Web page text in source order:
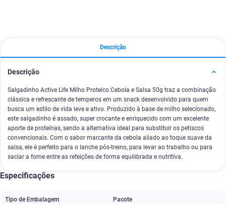
Descrição
Descrição
Salgadinho Active Life Milho Proteico Cebola e Salsa 50g traz a combinação
clássica e refrescante de temperos em um snack desenvolvido para quem
busca um estilo de vida leve e ativo. Produzido à base de milho selecionado,
este salgadinho é assado, super crocante e enriquecido com um excelente
aporte de proteínas, sendo a alternativa ideal para substituir os petiscos
convencionais. Com o sabor marcante da cebola aliado ao toque suave da
salsa, ele é perfeito para o lanche pós-treino, para levar ao trabalho ou para
saciar a fome entre as refeições de forma equilibrada e nutritiva.
Especificações
Tipo de Embalagem Pacote